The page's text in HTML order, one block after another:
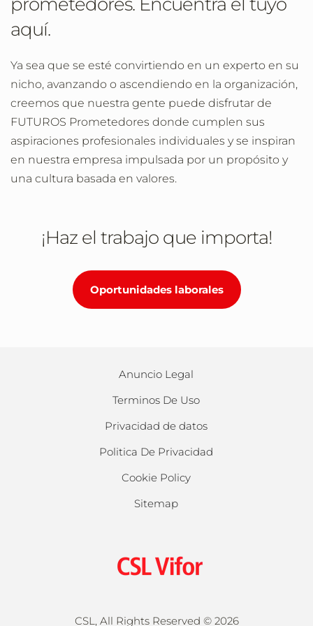
aquí.
Ya sea que se esté convirtiendo en un experto en su
nicho, avanzando o ascendiendo en la organización,
creemos que nuestra gente puede disfrutar de
FUTUROS Prometedores donde cumplen sus
aspiraciones profesionales individuales y se inspiran
en nuestra empresa impulsada por un propósito y
una cultura basada en valores.
¡Haz el trabajo que importa!
Oportunidades laborales
Anuncio Legal
Terminos De Uso
Privacidad de datos
Politica De Privacidad
Cookie Policy
Sitemap
CSL, All Rights Reserved © 2026